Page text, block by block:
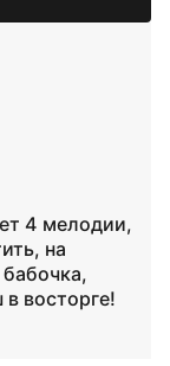
4 мелодии,
на
восторге!